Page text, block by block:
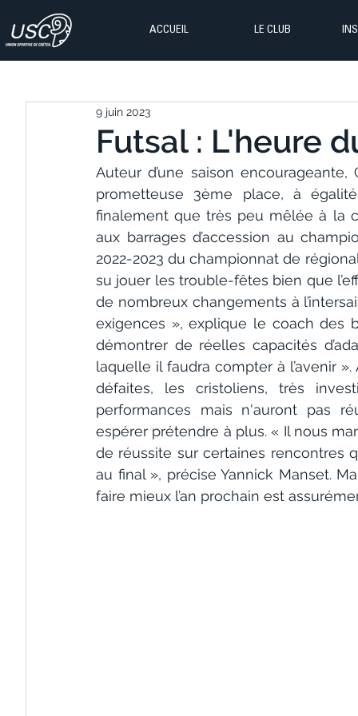
ACCUEIL LE CLUB
Futsal : L'heure
9 juin 2023
Auteur d’une saison
prometteuse 3ème place, à
finalement que très peu mêlée à la
aux barrages d’accession au
2022-2023 du championnat de
su jouer les trouble-fêtes bien que
de nombreux changements à
exigences », explique le coach des
démontrer de réelles capacités
laquelle il faudra compter à l’avenir
défaites, les cristoliens, très
performances mais n'auront pas
espérer prétendre à plus. « Il nous
de réussite sur certaines rencontres
au final », précise Yannick Manset.
faire mieux l’an prochain est